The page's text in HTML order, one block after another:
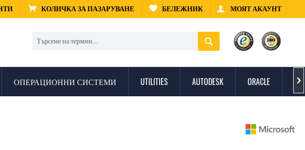
КОЛИЧКА ЗА ПАЗАРУВАНЕ БЕЛЕЖНИК МОЯТ АКАУНТ
ОПЕРАЦИОННИ СИСТЕМИ UTILITIES AUTODESK ORACLE 